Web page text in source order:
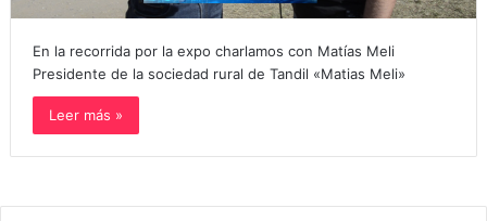
En la recorrida por la expo charlamos con Matías Meli
Presidente de la sociedad rural de Tandil «Matias Meli»
Leer más »